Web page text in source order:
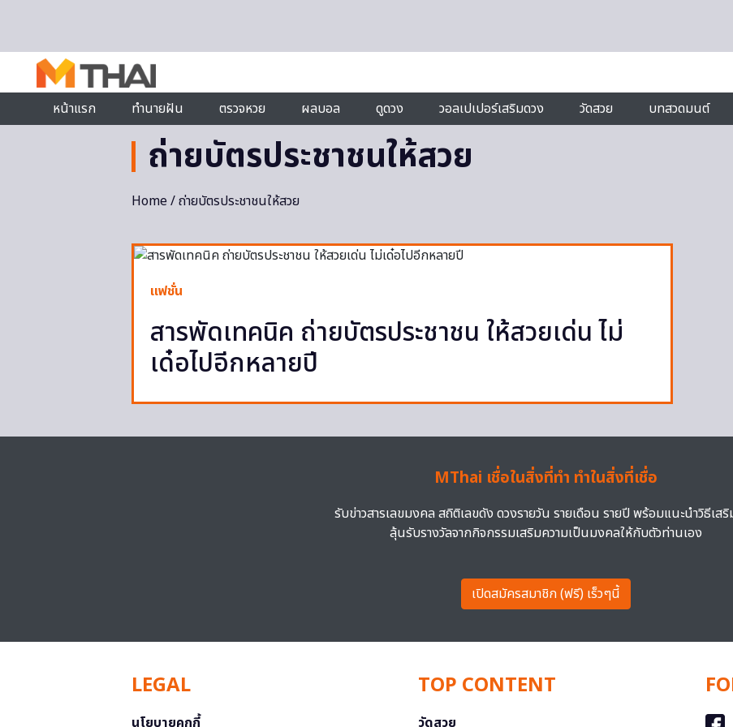
หน้าแรก
ทำนายฝัน ตรวจหวย ผลบอล ดูดวง วอลเปเปอร์เสริมดวง วัดสวย บทสวดมนต์
ถ่ายบัตรประชาชนให้สวย
Home/ ถ่ายบัตรประชาชนให้สวย
แฟชั่น
สารพัดเทคนิค ถ่ายบัตรประชาชน ให้สวยเด่น ไม่
เด๋อไปอีกหลายปี
MThai เชื่อในสิ่งที่ทำ ทำในสิ่งที่เชื่อ
รับข่าวสารเลขมงคล สถิติเลขดัง ดวงรายวัน รายเดือน รายปี พร้อมแนะนำวิธีเส
ลุ้นรับรางวัลจากกิจกรรมเสริมความเป็นมงคลให้กับตัวท่านเอง
เปิดสมัครสมาชิก (ฟรี) เร็วๆนี้
LEGAL
นโยบายคุกกี้
TOP CONTENT
วัดสวย